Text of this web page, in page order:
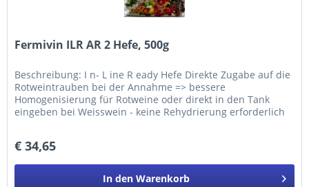
Fermivin ILR AR 2 Hefe, 500g
Beschreibung: I n- L ine R eady Hefe Direkte Zugabe auf die
Rotweintrauben bei der Annahme => bessere
Homogenisierung für Rotweine oder direkt in den Tank
eingeben bei Weisswein - keine Rehydrierung erforderlich
€ 34,65
In den Warenkorb